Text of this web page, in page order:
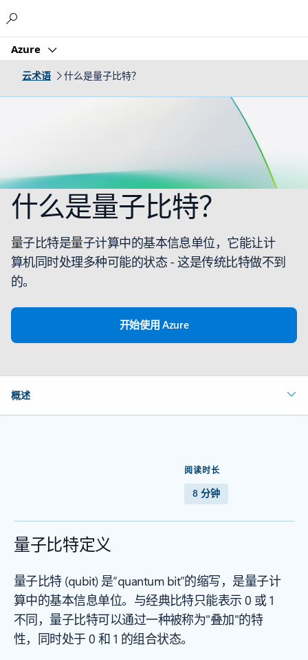
Azure
云术语 什么是量子比特？
什么是量子比特？
量子比特是量子计算中的基本信息单位，它能让计
算机同时处理多种可能的状态 - 这是传统比特做不到
的。
开始使用 Azure
概述
阅读时长
8 分钟
量子比特定义
量子比特 (qubit) 是“quantum bit”的缩写，是量子计
算中的基本信息单位。与经典比特只能表示 0 或 1
不同，量子比特可以通过一种被称为"叠加"的特
性，同时处于 0 和 1 的组合状态。